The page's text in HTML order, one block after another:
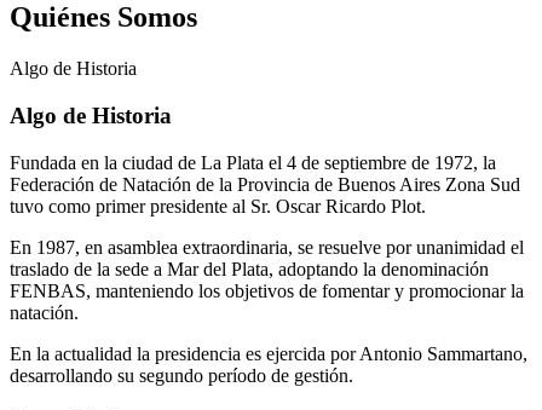
Quiénes Somos
Algo de Historia
Algo de Historia
Fundada en la ciudad de La Plata el 4 de septiembre de 1972, la
Federación de Natación de la Provincia de Buenos Aires Zona Sud
tuvo como primer presidente al Sr. Oscar Ricardo Plot.
En 1987, en asamblea extraordinaria, se resuelve por unanimidad el
traslado de la sede a Mar del Plata, adoptando la denominación
FENBAS, manteniendo los objetivos de fomentar y promocionar la
natación.
En la actualidad la presidencia es ejercida por Antonio Sammartano,
desarrollando su segundo período de gestión.